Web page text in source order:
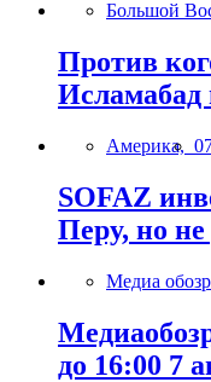
Большой
Против
Исламабад
Америка,
SOFAZ
Перу, но
Медиа
до 16:00 7